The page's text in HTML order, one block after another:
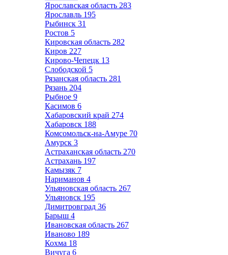
Ярославская область 283
Ярославль 195
Рыбинск 31
Ростов 5
Кировская область 282
Киров 227
Кирово-Чепецк 13
Слободской 5
Рязанская область 281
Рязань 204
Рыбное 9
Касимов 6
Хабаровский край 274
Хабаровск 188
Комсомольск-на-Амуре 70
Амурск 3
Астраханская область 270
Астрахань 197
Камызяк 7
Нариманов 4
Ульяновская область 267
Ульяновск 195
Димитровград 36
Барыш 4
Ивановская область 267
Иваново 189
Кохма 18
Вичуга 6